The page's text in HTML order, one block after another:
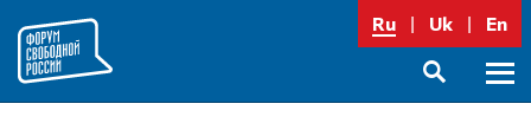
содержимому
Ru Uk En